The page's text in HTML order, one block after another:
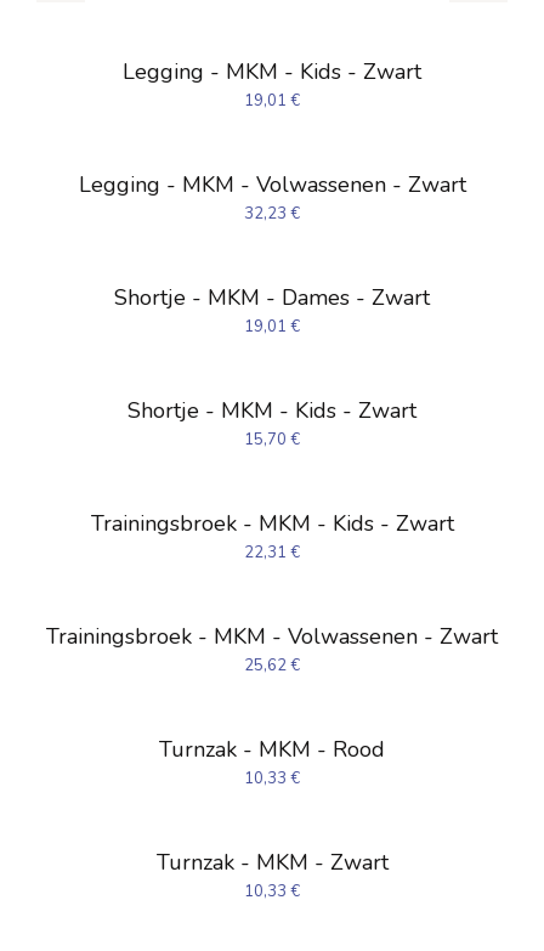
Legging - MKM - Kids - Zwart
19,01 €
Legging - MKM - Volwassenen - Zwart
32,23 €
Shortje - MKM - Dames - Zwart
19,01 €
Shortje - MKM - Kids - Zwart
15,70 €
Trainingsbroek - MKM - Kids - Zwart
22,31 €
Trainingsbroek - MKM - Volwassenen - Zwart
25,62€
Turnzak - MKM - Rood
10,33 €
Turnzak - MKM - Zwart
10,33 €